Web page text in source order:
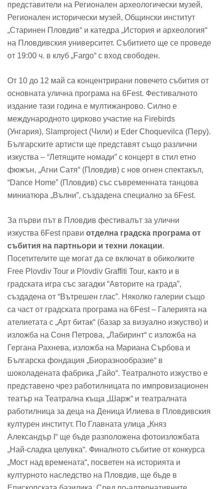
представители на Регионален археологически музей,
Регионален исторически музей, Общински институт
„Старинен Пловдив“ и катедра „История и археология“
на Пловдивския университет. Събитието ще се проведе
от 19:00 ч. в клуб „Fargo“ с вход свободен.
От 10 до 12 май са концентрирани повечето събития от
основната улична програма на 6Fest. Фестивалното
издание тази година е мултижанрово. Силно е
международното цирково участие на Firebirds
(Унгария), Slamproject (Чили) и Eder Choquevilca (Перу).
Българските артисти ще представят също различни
изкуства – “Летящите номади” с концерт в стил етно
фюжън, „Агни Сатя“ (Пловдив) с нов огнен спектакъл,
“Dance Home” (Пловдив) със съвременната танцова
миниатюра „Вълни”, създадена специално за 6Fest.
За първи път в Пловдив фестивалът за улични
изкуства 6Fest прави отделна градска програма от
събития на партньори и техни локации.
Посетителите ще могат да се включат в обиколките
Free Plovdiv Tour и Plovdiv Graffiti Tour, както и в
градската игра със загадки “Авторите на града”,
създадена от “Вътрешен глас”. Няколко галерии също
са част от градската програма на 6Fest – Галерията на
ателиетата с „Арт битак“ (базар за визуално изкуство) и
изложба на Соня Петрова, „Лабиринт“ с изложба на
Гергана Рахнева, изложба на Мариана Сърбова и
Българска фондация „Биоразнообразие“ в
шоколадената фабрика „Гайо“. Театралното изкуство е
представено чрез работилницата по импровизационен
театър на Театрална къща „Шарж“ и театралната
работилница за деца на Деница Илиева в Пловдивския
културен институт. По Главната улица „Княз
Александър І“ ще бъде разположена фотоизложбата
„Най-сладка целувка“. Финалното събитие от конкурса
„Мост над времената“, посветен на историята и
културното наследство на Пловдив, ще бъде в